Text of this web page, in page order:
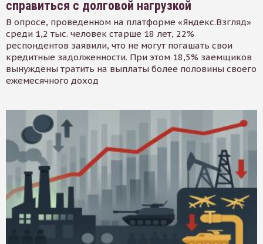
справиться с долговой нагрузкой
В опросе, проведенном на платформе «Яндекс.Взгляд»
среди 1,2 тыс. человек старше 18 лет, 22%
респондентов заявили, что не могут погашать свои
кредитные задолженности. При этом 18,5% заемщиков
вынуждены тратить на выплаты более половины своего
ежемесячного доход